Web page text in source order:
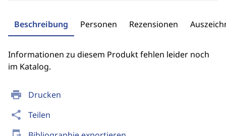
print Drucken
share Teilen
Beschreibung Personen Rezensionen
Informationen zu diesem Produkt fehlen leider noch
im Katalog.